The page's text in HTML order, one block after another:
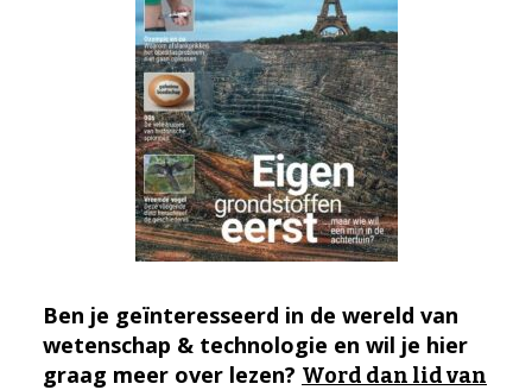
Ben je geïnteresseerd in de wereld van
wetenschap & technologie en wil je hier
graag meer over lezen? Word dan lid van